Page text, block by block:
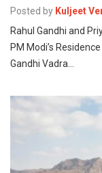
Posted by Kuljeet
Rahul Gandhi and
PM Modi’s
Gandhi Vadra…